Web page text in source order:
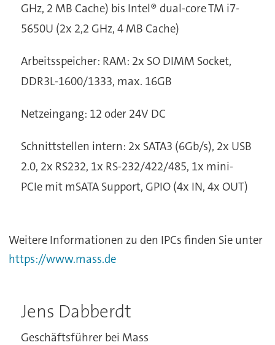
GHz, 2 MB Cache) bis Intel® dual-core TM i7-
5650U (2x 2,2 GHz, 4 MB Cache)
Arbeitsspeicher: RAM: 2x SO DIMM Socket,
DDR3L-1600/1333, max. 16GB
Netzeingang: 12 oder 24V DC
Schnittstellen intern: 2x SATA3 (6Gb/s), 2x USB
2.0, 2x RS232, 1x RS-232/422/485, 1x mini-
PCIe mit mSATA Support, GPIO (4x IN, 4x OUT)
Weitere Informationen zu den IPCs finden Sie unter
https://www.mass.de
Jens Dabberdt
Geschäftsführer bei Mass